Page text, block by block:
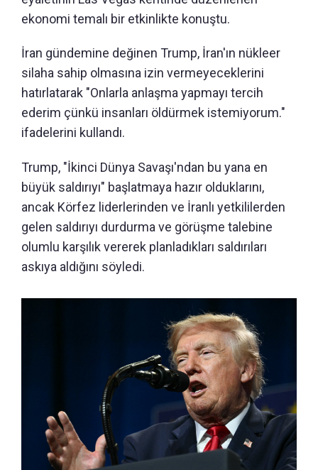
ekonomi temalı bir etkinlikte konuştu.
İran gündemine değinen Trump, İran'ın nükleer
silaha sahip olmasına izin vermeyeceklerini
hatırlatarak "Onlarla anlaşma yapmayı tercih
ederim çünkü insanları öldürmek istemiyorum."
ifadelerini kullandı.
Trump, "İkinci Dünya Savaşı'ndan bu yana en
büyük saldırıyı" başlatmaya hazır olduklarını,
ancak Körfez liderlerinden ve İranlı yetkililerden
gelen saldırıyı durdurma ve görüşme talebine
olumlu karşılık vererek planladıkları saldırıları
askıya aldığını söyledi.